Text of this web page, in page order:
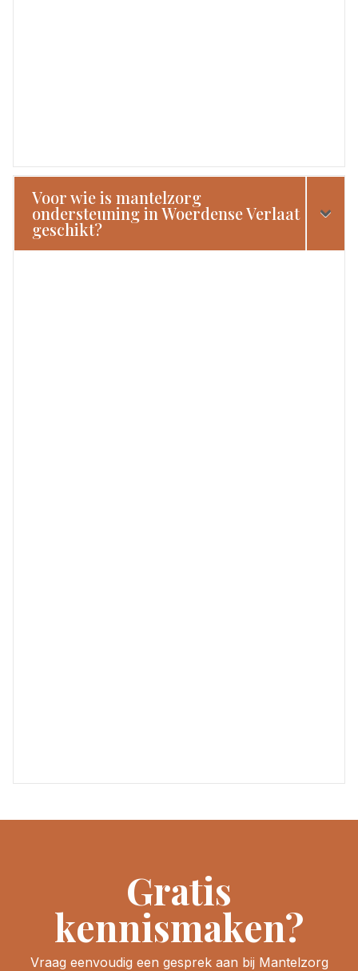
Voor wie is mantelzorg
ondersteuning in Woerdense Verlaat
geschikt?
Gratis
kennismaken?
Vraag eenvoudig een gesprek aan bij Mantelzorg